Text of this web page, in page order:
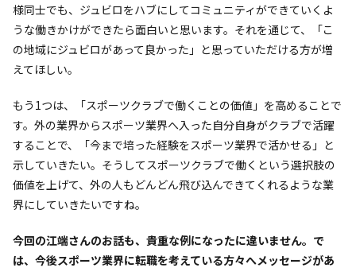
様同士でも、ジュビロをハブにしてコミュニティができていくよ
うな働きかけができたら面白いと思います。それを通じて、「こ
の地域にジュビロがあって良かった」と思っていただける方が増
えてほしい。
もう1つは、「スポーツクラブで働くことの価値」を高めることで
す。外の業界からスポーツ業界へ入った自分自身がクラブで活躍
することで、「今まで培った経験をスポーツ業界で活かせる」と
示していきたい。そうしてスポーツクラブで働くという選択肢の
価値を上げて、外の人もどんどん飛び込んできてくれるような業
界にしていきたいですね。
――今回の江端さんのお話も、貴重な例になったに違いません。で
は、今後スポーツ業界に転職を考えている方々へメッセージがあ